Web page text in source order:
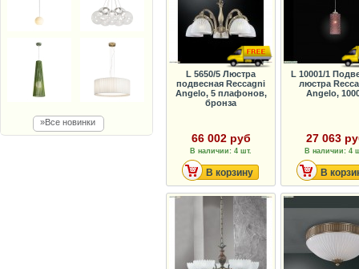
»Все новинки
L 5650/5 Люстра
подвесная Reccagni
Angelo, 5 плафонов,
бронза
66 002 руб
В наличии: 4 шт.
В корзину
L 10001/1
люстра
Angelo,
27 063
В наличии: 4
В